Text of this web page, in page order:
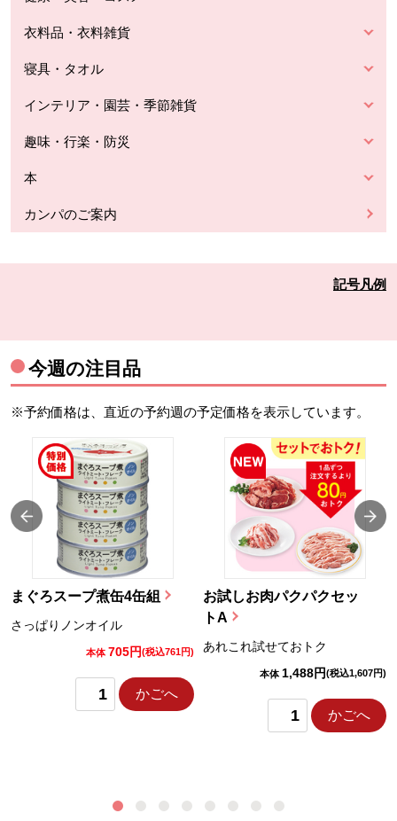
衣料品・衣料雑貨
寝具・タオル
インテリア・園芸・季節雑貨
趣味・行楽・防災
本
カンパのご案内
記号凡例
今週の注目品
※予約価格は、直近の予約週の予定価格を表示しています。
まぐろスープ煮缶4缶組
さっぱりノンオイル
本体 705円(税込761円)
かごへ
お試しお肉パクパクセッ
トA
あれこれ試せておトク
本体 1,488円(税込1,607円)
かごへ